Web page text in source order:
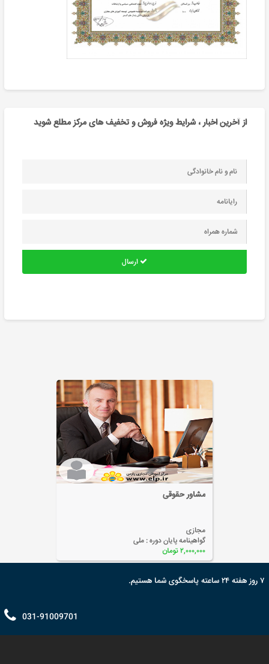
از آخرین اخبار ، شرایط ویژه فروش و تخفیف های مرکز مطلع شوید
ارسال
مشاور حقوقی
مجازی
گواهینامه پایان دوره : ملی
۲,۰۰۰,۰۰۰ تومان
۷ روز هفته ۲۴ ساعته پاسخگوی شما هستیم.
031-91009701